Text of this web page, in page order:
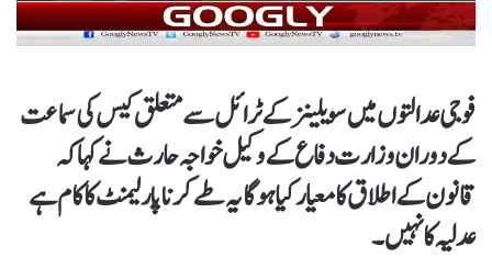
فوجی عدالتوں میں سویلینز کے ٹرائل سے متعلق کیس کی سماعت
کے دوران وزارت دفاع کے وکیل خواجہ حارث نے کہاکہ
قانون کے اطلاق کا معیار کیا ہوگا یہ طےکرنا پارلیمنٹ کا کام ہے
عدلیہ کا نہیں۔